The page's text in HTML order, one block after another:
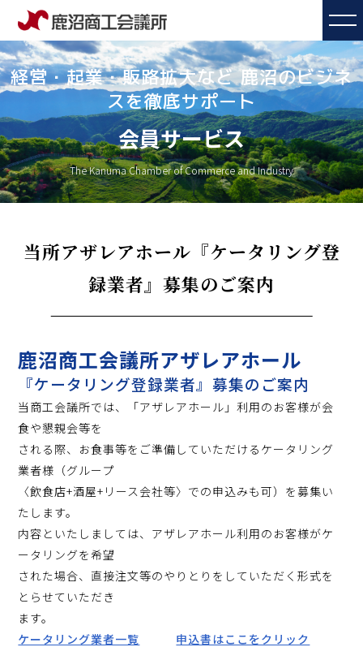
経営・起業・販路拡大など 鹿沼のビジネ
スを徹底サポート
会員サービス
The Kanuma Chamber of Commerce and Industry
当所アザレアホール『ケータリング登
録業者』募集のご案内
鹿沼商工会議所アザレアホール
『ケータリング登録業者』募集のご案内
当商工会議所では、「アザレアホール」利用のお客様が会
食や懇親会等を
される際、お食事等をご準備していただけるケータリング
業者様（グループ
〈飲食店+酒屋+リース会社等〉での申込みも可）を募集い
たします。
内容といたしましては、アザレアホール利用のお客様がケ
ータリングを希望
された場合、直接注文等のやりとりをしていただく形式を
とらせていただき
ます。
ケータリング業者一覧
申込書はここをクリック